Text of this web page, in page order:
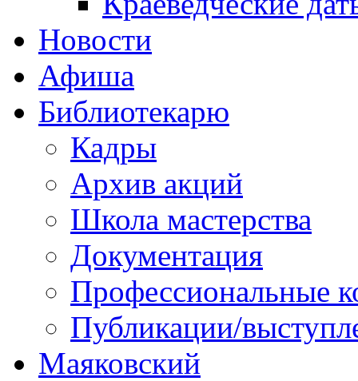
Новости
Афиша
Библиотекарю
Кадры
Архив акций
Школа мастерства
Документация
Профессиональные
Публикации/
Маяковский